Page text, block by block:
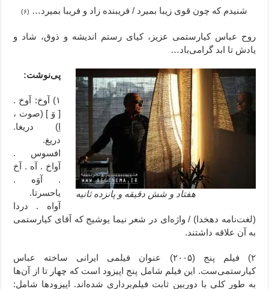
شنيدم كه چون قوی زيبا بميرد / فريبنده زاد و فريبا بميرد… (۶)
روح عباس کیارستمی عزیز، کیای رستم اندیشه و ذوق، شاد و
یادش تا ابد گرامی‌باد…
هفتاد و شش دقیقه و پانزده ثانیه
پی‌نوشت:
۱) آوخ:
آوخ .
[ وَ ] (صوت ،
اِ) دریغا.
دریغ.
افسوس .
آواخ . آه . آخ
. آوَه .
یاحسرتا.
آواه . دردا
(لغت‌نامه دهخدا) / واژه‌ای در شعر نیما یوشیج که آقای کیارستمی
به آن علاقه داشتند.
۲) فیلم پنج (۲۰۰۵) عنوان فیلمی ایرانی ساخته عباس
کیارستمی‌ست. این فیلم شامل پنج اپیزود است که چهار تا از آن‌ها
به طور کلی با دوربین ثابت فیلم‌برداری شده‌اند. اپیزودها شامل: